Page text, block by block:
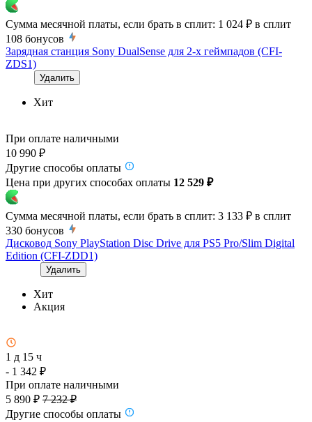
Сумма месячной платы, если брать в сплит: 1 024 ₽ в сплит
108 бонусов
Зарядная станция Sony DualSense для 2-х геймпадов (CFI-
ZDS1)
Удалить
Хит
При оплате наличными
10 990 ₽
Другие способы оплаты
Цена при других способах оплаты 12 529 ₽
Сумма месячной платы, если брать в сплит: 3 133 ₽ в сплит
330 бонусов
Дисковод Sony PlayStation Disc Drive для PS5 Pro/Slim Digital
Edition (CFI-ZDD1)
Удалить
Хит
Акция
1 д 15 ч
- 1 342 ₽
При оплате наличными
5 890 ₽ 7 232 ₽
Другие способы оплаты